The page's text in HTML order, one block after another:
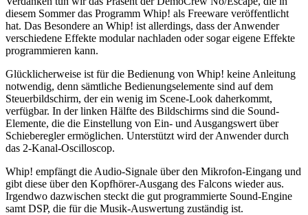
diesem Sommer das Programm Whip! als Freeware veröffentlicht
hat. Das Besondere an Whip! ist allerdings, dass der Anwender
verschiedene Effekte modular nachladen oder sogar eigene Effekte
programmieren kann.
Glücklicherweise ist für die Bedienung von Whip! keine Anleitung
notwendig, denn sämtliche Bedienungselemente sind auf dem
Steuerbildschirm, der ein wenig im Scene-Look daherkommt,
verfügbar. In der linken Hälfte des Bildschirms sind die Sound-
Elemente, die die Einstellung von Ein- und Ausgangswert über
Schieberegler ermöglichen. Unterstützt wird der Anwender durch
das 2-Kanal-Oscilloscop.
Whip! empfängt die Audio-Signale über den Mikrofon-Eingang und
gibt diese über den Kopfhörer-Ausgang des Falcons wieder aus.
Irgendwo dazwischen steckt die gut programmierte Sound-Engine
samt DSP, die für die Musik-Auswertung zuständig ist.